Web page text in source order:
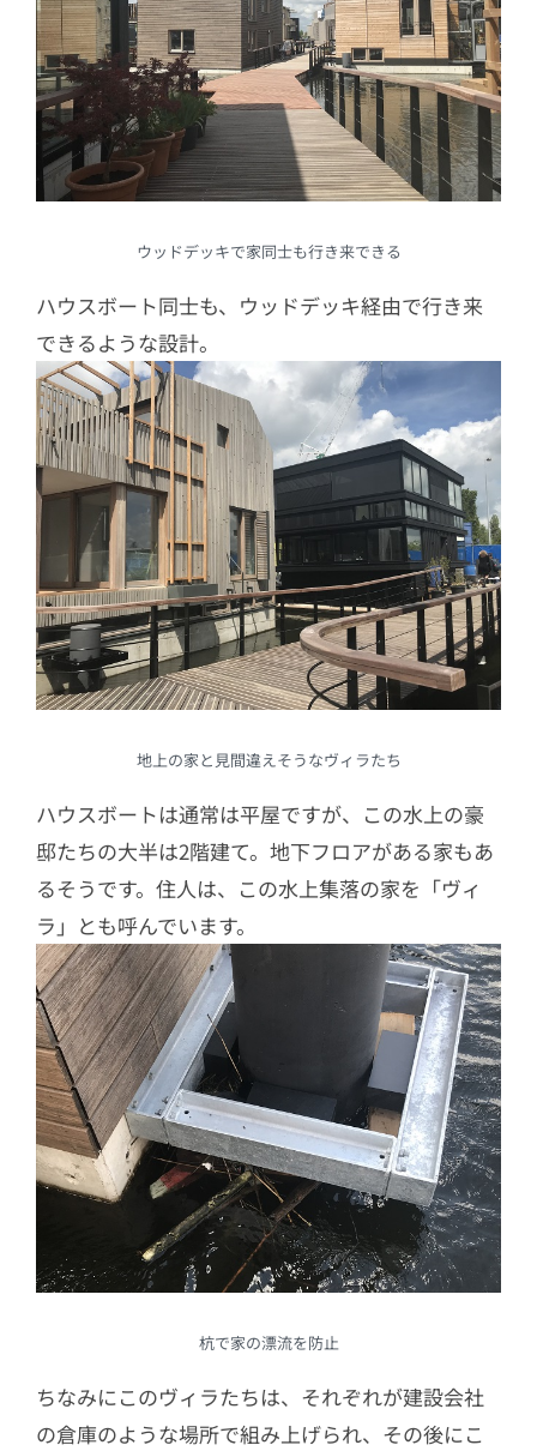
ウッドデッキで家同士も行き来できる
ハウスボート同士も、ウッドデッキ経由で行き来
できるような設計。
地上の家と見間違えそうなヴィラたち
ハウスボートは通常は平屋ですが、この水上の豪
邸たちの大半は2階建て。地下フロアがある家もあ
るそうです。住人は、この水上集落の家を「ヴィ
ラ」とも呼んでいます。
杭で家の漂流を防止
ちなみにこのヴィラたちは、それぞれが建設会社
の倉庫のような場所で組み上げられ、その後にこ